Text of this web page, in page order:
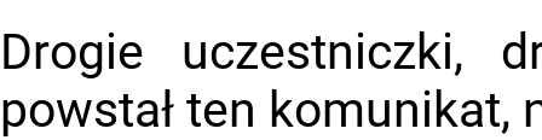
Drogie uczestniczki,
powstał ten komunikat,